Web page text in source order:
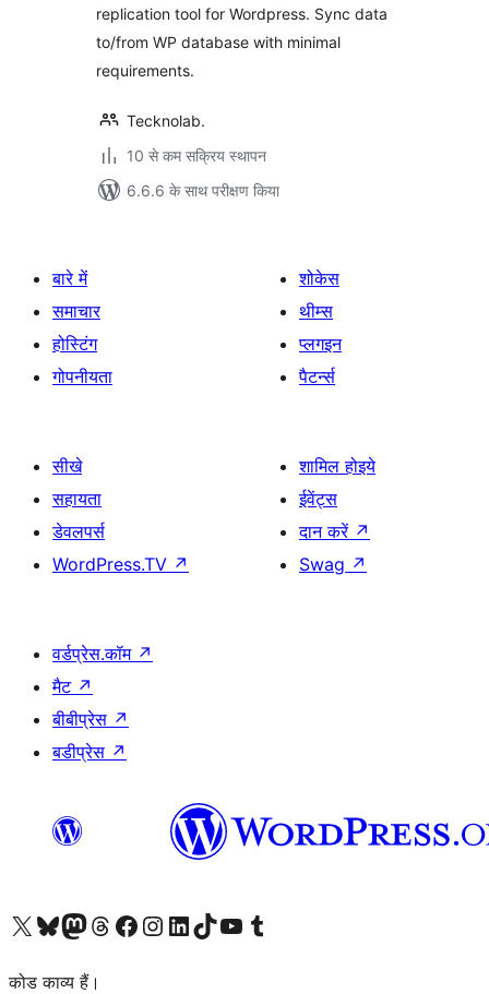
replication tool for Wordpress. Sync data
to/from WP database with minimal
requirements.
Tecknolab.
10 से कम सक्रिय स्थापन
6.6.6 के साथ परीक्षण किया
बारे में
समाचार
होस्टिंग
गोपनीयता
शोकेस
थीम्स
प्लगइन
पैटर्न्स
सीखे
सहायता
डेवलपर्स
WordPress.TV ↗
शामिल होइये
ईवेंट्स
दान करें ↗
Swag ↗
वर्डप्रेस.कॉम ↗
मैट ↗
बीबीप्रेस ↗
बडीप्रेस ↗
Visit our X (formerly Twitter) account
हमारे बलुस्की खाते पर जाएँVisit our Mastodon account
हमारे थ्रेड्स अकाउंट पर जाएंहमारे फेसबुक पेज पर जाएँहमारे इंस्टाग्राम अकाउंट पर जाएंहमारे लिंक्डइन खाते पर जाएँहमारे टिकटॉक खाते पर जाएँहमारे यूट्यूब चैनल पर जाएंहमारे Tumblr खाते पर जाएँ
कोड काव्य हैं।